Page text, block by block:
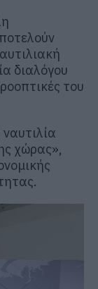
διαλόγου
του
χώρας»,